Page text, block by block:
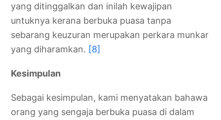
yang ditinggalkan dan inilah kewajipan
untuknya kerana berbuka puasa tanpa
sebarang keuzuran merupakan perkara munkar
yang diharamkan. [8]
Kesimpulan
Sebagai kesimpulan, kami menyatakan bahawa
orang yang sengaja berbuka puasa di dalam